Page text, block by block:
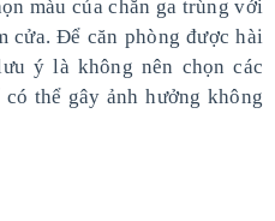
màu của chăn ga trùng với
cửa. Để căn phòng được hài
ý là không nên chọn các
thể gây ảnh hưởng không